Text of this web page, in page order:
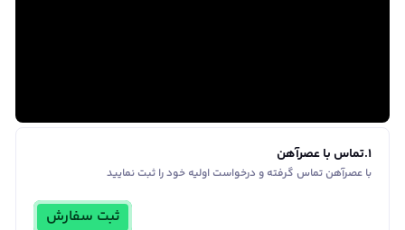
1
.تماس با عصرآهن
با عصرآهن تماس گرفته و درخواست اولیه خود را ثبت نمایید
ثبت سفارش